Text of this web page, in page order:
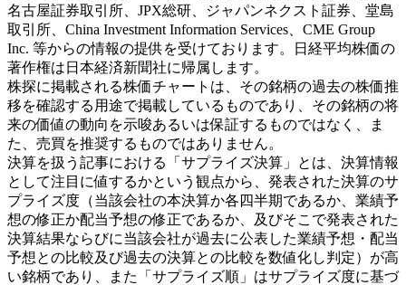
名古屋証券取引所、JPX総研、ジャパンネクスト証券、堂島
取引所、China Investment Information Services、CME Group
Inc. 等からの情報の提供を受けております。日経平均株価の
著作権は日本経済新聞社に帰属します。
株探に掲載される株価チャートは、その銘柄の過去の株価推
移を確認する用途で掲載しているものであり、その銘柄の将
来の価値の動向を示唆あるいは保証するものではなく、ま
た、売買を推奨するものではありません。
決算を扱う記事における「サプライズ決算」とは、決算情報
として注目に値するかという観点から、発表された決算のサ
プライズ度（当該会社の本決算か各四半期であるか、業績予
想の修正か配当予想の修正であるか、及びそこで発表された
決算結果ならびに当該会社が過去に公表した業績予想・配当
予想との比較及び過去の決算との比較を数値化し判定）が高
い銘柄であり、また「サプライズ順」はサプライズ度に基づ